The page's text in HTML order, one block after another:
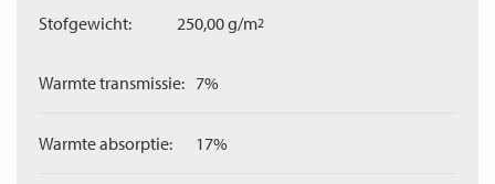
Stofgewicht: 250,00 g/m2
Warmte transmissie: 7%
Warmte absorptie: 17%